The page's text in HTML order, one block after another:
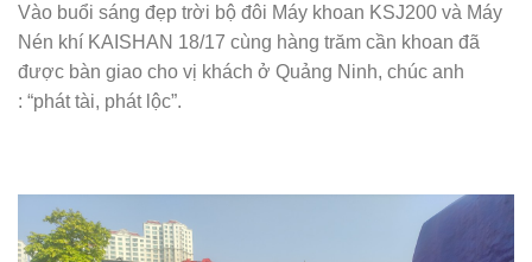
Vào buổi sáng đẹp trời bộ đôi Máy khoan KSJ200 và Máy
Nén khí KAISHAN 18/17 cùng hàng trăm cần khoan đã
được bàn giao cho vị khách ở Quảng Ninh, chúc anh
: “phát tài, phát lộc”.